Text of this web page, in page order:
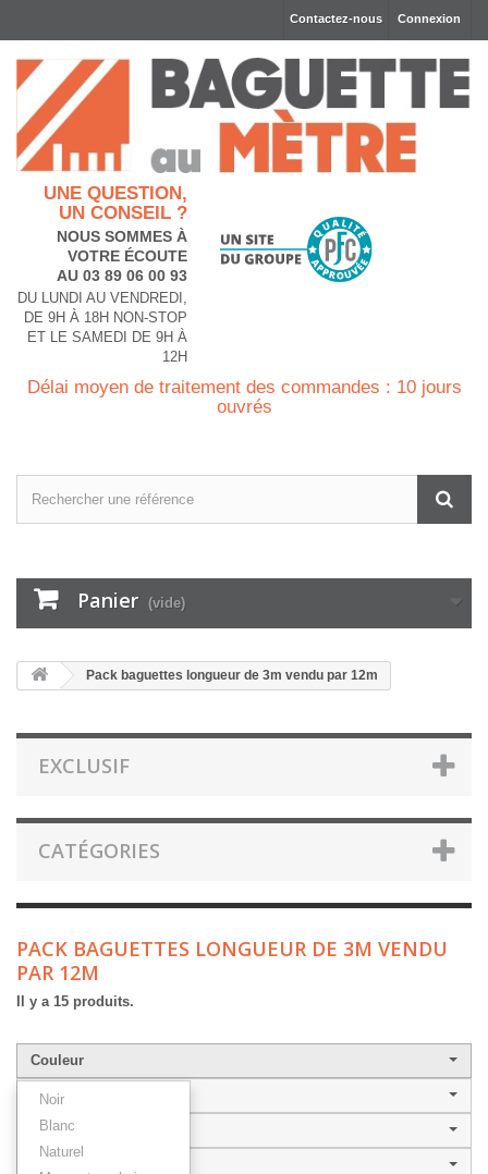
Connexion
Contactez-nous
UNE QUESTION,
UN CONSEIL ?
NOUS SOMMES À
VOTRE ÉCOUTE
AU 03 89 06 00 93
DU LUNDI AU VENDREDI,
DE 9H À 18H NON-STOP
ET LE SAMEDI DE 9H À
12H
Délai moyen de traitement des commandes : 10 jours
ouvrés
Panier (vide)
Pack baguettes longueur de 3m vendu par 12m
EXCLUSIF
CATÉGORIES
PACK BAGUETTES LONGUEUR DE 3M VENDU
PAR 12M
Il y a 15 produits.
Couleur
Noir
Blanc
Naturel
Largeur de baguette
Style